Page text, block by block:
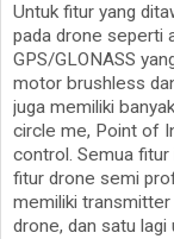
Untuk fitur yang
pada drone seperti
GPS/GLONASS
motor brushless
juga memiliki
circle me, Point of
control. Semua
fitur drone semi
memiliki transmitter
drone, dan satu lagi